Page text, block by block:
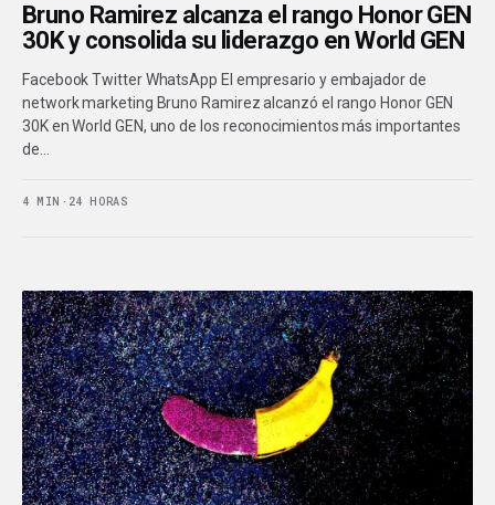
Bruno Ramirez alcanza el rango Honor GEN
30K y consolida su liderazgo en World GEN
Facebook Twitter WhatsApp El empresario y embajador de
network marketing Bruno Ramirez alcanzó el rango Honor GEN
30K en World GEN, uno de los reconocimientos más importantes
de…
4 MIN · 24 HORAS